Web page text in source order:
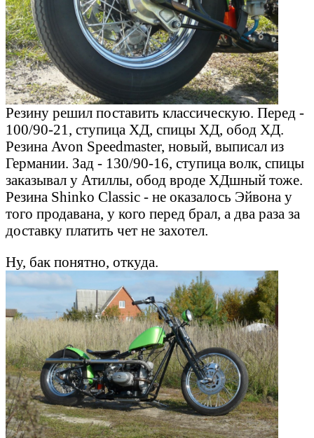
Резину решил поставить классическую. Перед -
100/90-21, ступица ХД, спицы ХД, обод ХД.
Резина Avon Speedmaster, новый, выписал из
Германии. Зад - 130/90-16, ступица волк, спицы
заказывал у Атиллы, обод вроде ХДшный тоже.
Резина Shinko Classic - не оказалось Эйвона у
того продавана, у кого перед брал, а два раза за
доставку платить чет не захотел.
Ну, бак понятно, откуда.